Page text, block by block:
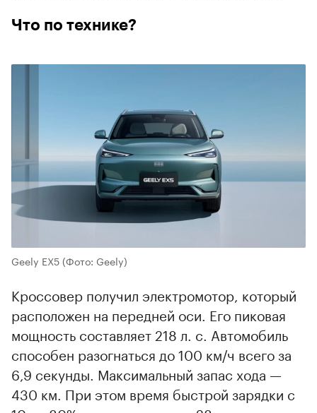
Что по технике?
Geely EX5(Фото: Geely)
Кроссовер получил электромотор, который
расположен на передней оси. Его пиковая
мощность составляет 218 л. с. Автомобиль
способен разогнаться до 100 км/ч всего за
6,9 секунды. Максимальный запас хода —
430 км. При этом время быстрой зарядки с